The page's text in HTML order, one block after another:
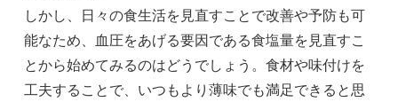
しかし、日々の食生活を見直すことで改善や予防も可
能なため、血圧をあげる要因である食塩量を見直すこ
とから始めてみるのはどうでしょう。食材や味付けを
工夫することで、いつもより薄味でも満足できると思